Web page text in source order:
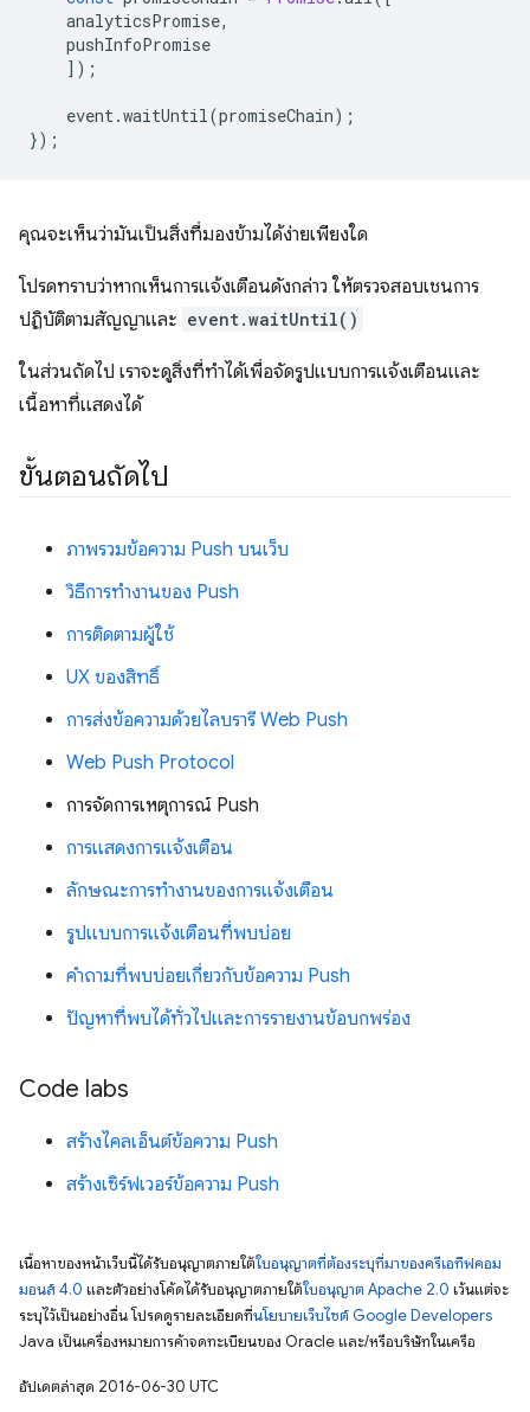
analyticsPromise,
pushInfoPromise
]);
event.waitUntil(promiseChain);
});
คุณจะเห็นว่ามันเป็นสิ่งที่มองข้ามได้ง่ายเพียงใด
โปรดทราบว่าหากเห็นการแจ้งเตือนดังกล่าว ให้ตรวจสอบเชนการ
ปฏิบัติตามสัญญาและ event.waitUntil()
ในส่วนถัดไป เราจะดูสิ่งที่ทำได้เพื่อจัดรูปแบบการแจ้งเตือนและ
เนื้อหาที่แสดงได้
ขั้นตอนถัดไป
ภาพรวมข้อความ Push บนเว็บ
วิธีการทำงานของ Push
การติดตามผู้ใช้
UX ของสิทธิ์
การส่งข้อความด้วยไลบรารี Web Push
Web Push Protocol
การจัดการเหตุการณ์ Push
การแสดงการแจ้งเตือน
ลักษณะการทํางานของการแจ้งเตือน
รูปแบบการแจ้งเตือนที่พบบ่อย
คำถามที่พบบ่อยเกี่ยวกับข้อความ Push
ปัญหาที่พบได้ทั่วไปและการรายงานข้อบกพร่อง
Code labs
สร้างไคลเอ็นต์ข้อความ Push
สร้างเซิร์ฟเวอร์ข้อความ Push
เนื้อหาของหน้าเว็บนี้ได้รับอนุญาตภายใต้ใบอนุญาตที่ต้องระบุที่มาของครีเอทีฟคอม
มอนส์ 4.0 และตัวอย่างโค้ดได้รับอนุญาตภายใต้ใบอนุญาต Apache 2.0 เว้นแต่จะ
ระบุไว้เป็นอย่างอื่น โปรดดูรายละเอียดที่นโยบายเว็บไซต์ Google Developers
Java เป็นเครื่องหมายการค้าจดทะเบียนของ Oracle และ/หรือบริษัทในเครือ
อัปเดตล่าสุด 2016-06-30 UTC